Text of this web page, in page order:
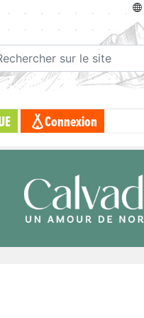
Connexion